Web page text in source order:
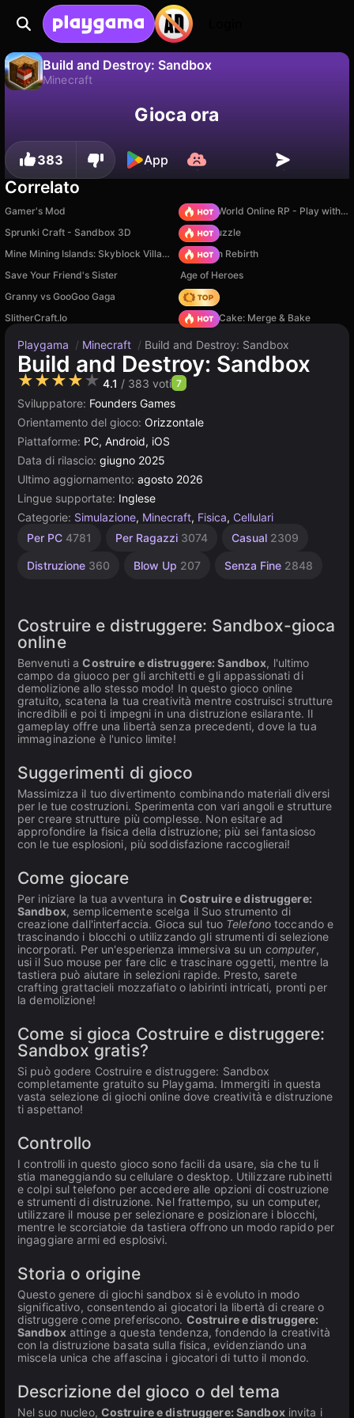
Build and Destroy: Sandbox
Minecraft
Salva i progressi!Gioca ora
383 App
Correlato
Gamer's Mod
Sprunki World Online RP - Play with Friends!
Sprunki Craft - Sandbox 3D
Arrow Puzzle
Mine Mining Islands: Skyblock Village!
Stickman Rebirth
Save Your Friend's Sister
Age of Heroes
Granny vs GooGoo Gaga
Hedgies
SlitherCraft.Io
Piece of Cake: Merge & Bake
Playgama / Minecraft / Build and Destroy: Sandbox
Build and Destroy: Sandbox
★★★★★ 4.1 / 383 voti 7
Sviluppatore: Founders Games
Orientamento del gioco: Orizzontale
Piattaforme: PC, Android, iOS
Data di rilascio: giugno 2025
Ultimo aggiornamento: agosto 2026
Lingue supportate: Inglese
Categorie: Simulazione, Minecraft, Fisica, Cellulari
Per PC 4781 Per Ragazzi 3074 Casual 2309
Distruzione 360 Blow Up 207 Senza Fine 2848
Desktop
Alta
3569
Pixel
438
Browser
Unity
3174
Costruire e distruggere: Sandbox-gioca
online ️ ️
Benvenuti aCostruire e distruggere: Sandbox, l'ultimo
campo da giuoco per gli architetti e gli appassionati di
demolizione allo stesso modo! In questo gioco online
gratuito, scatena la tua creatività mentre costruisci strutture
incredibili e poi ti impegni in una distruzione esilarante. Il
gameplay offre una libertà senza precedenti, dove la tua
immaginazione è l'unico limite!
Suggerimenti di gioco
Massimizza il tuo divertimento combinando materiali diversi
per le tue costruzioni. Sperimenta con vari angoli e strutture
per creare strutture più complesse. Non esitare ad
approfondire la fisica della distruzione; più sei fantasioso
con le tue esplosioni, più soddisfazione raccoglierai!
Come giocare
Per iniziare la tua avventura in Costruire e distruggere:
Sandbox, semplicemente scelga il Suo strumento di
creazione dall'interfaccia. Gioca sul tuo Telefono toccando e
trascinando i blocchi o utilizzando gli strumenti di selezione
incorporati. Per un'esperienza immersiva su un computer,
usi il Suo mouse per fare clic e trascinare oggetti, mentre la
tastiera può aiutare in selezioni rapide. Presto, sarete
crafting grattacieli mozzafiato o labirinti intricati, pronti per
la demolizione!
Come si gioca Costruire e distruggere:
Sandbox gratis?
Si può godere Costruire e distruggere: Sandbox
completamente gratuito su Playgama. Immergiti in questa
vasta selezione di giochi online dove creatività e distruzione
ti aspettano!
Controllo
I controlli in questo gioco sono facili da usare, sia che tu li
stia maneggiando su cellulare o desktop. Utilizzare rubinetti
e colpi sul telefono per accedere alle opzioni di costruzione
e strumenti di distruzione. Nel frattempo, su un computer,
utilizzare il mouse per selezionare e posizionare i blocchi,
mentre le scorciatoie da tastiera offrono un modo rapido per
ingaggiare armi ed esplosivi.
Storia o origine
Questo genere di giochi sandbox si è evoluto in modo
significativo, consentendo ai giocatori la libertà di creare o
distruggere come preferiscono. Costruire e distruggere:
Sandboxattinge a questa tendenza, fondendo la creatività
con la distruzione basata sulla fisica, evidenziando una
miscela unica che affascina i giocatori di tutto il mondo.
Descrizione del gioco o del tema
Nel suo nucleo, Costruire e distruggere: Sandboxinvita i